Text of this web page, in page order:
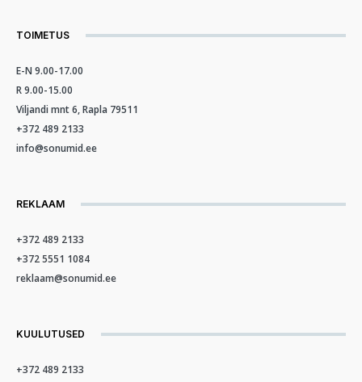
TOIMETUS
E-N 9.00-17.00
R 9.00-15.00
Viljandi mnt 6, Rapla 79511
+372 489 2133
info@sonumid.ee
REKLAAM
+372 489 2133
+372 5551 1084
reklaam@sonumid.ee
KUULUTUSED
+372 489 2133